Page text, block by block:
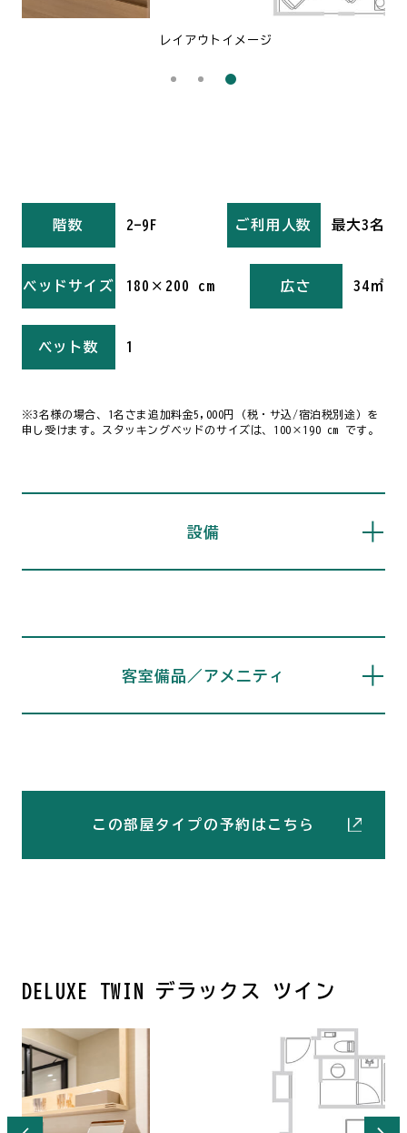
階数 2-9F ご利用人数 最大3名
ベッドサイズ 180×200 cm 広さ 34㎡
ベット数 1
※3名様の場合、1名さま追加料金5,000円（税・サ込/宿泊税別途）を
申し受けます。スタッキングベッドのサイズは、100×190 cm です。
設備
客室備品／アメニティ
この部屋タイプの予約はこちら
DELUXE TWIN デラックス ツイン